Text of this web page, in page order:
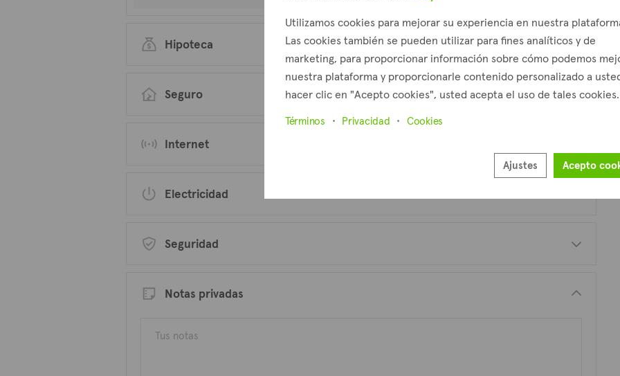
Hipoteca
Seguro
Internet
Electricidad
Seguridad
Notas privadas
Utilizamos cookies para mejorar su experiencia en nuestra
Las cookies también se pueden utilizar para fines analíticos y de
marketing, para proporcionar información sobre cómo podemos
nuestra plataforma y proporcionarle contenido personalizado a
hacer clic en "Acepto cookies", usted acepta el uso de tales cookies.
Términos Privacidad Cookies
Ajustes Acepto